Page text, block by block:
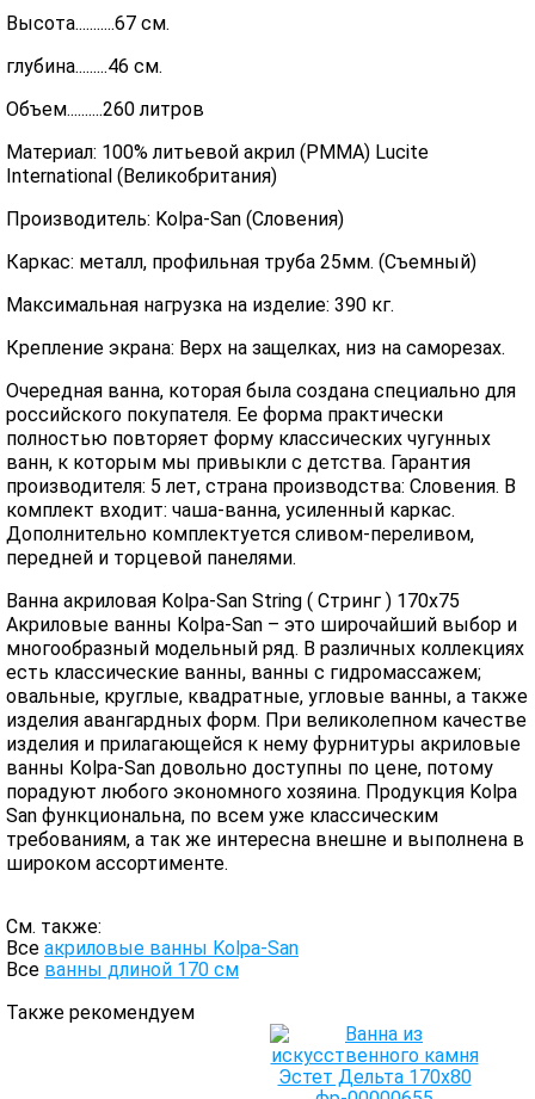
Высота...........67 см.
глубина.........46 см.
Объем..........260 литров
Материал: 100% литьевой акрил (PMMA) Lucite
International (Великобритания)
Производитель: Kolpa-San (Словения)
Каркас: металл, профильная труба 25мм. (Съемный)
Максимальная нагрузка на изделие: 390 кг.
Крепление экрана: Верх на защелках, низ на саморезах.
Очередная ванна, которая была создана специально для
российского покупателя. Ее форма практически
полностью повторяет форму классических чугунных
ванн, к которым мы привыкли с детства. Гарантия
производителя: 5 лет, страна производства: Словения. В
комплект входит: чаша-ванна, усиленный каркас.
Дополнительно комплектуется сливом-переливом,
передней и торцевой панелями.
Ванна акриловая Kolpa-San String ( Стринг ) 170x75
Акриловые ванны Kolpa-San – это широчайший выбор и
многообразный модельный ряд. В различных коллекциях
есть классические ванны, ванны с гидромассажем;
овальные, круглые, квадратные, угловые ванны, а также
изделия авангардных форм. При великолепном качестве
изделия и прилагающейся к нему фурнитуры акриловые
ванны Kolpa-San довольно доступны по цене, потому
порадуют любого экономного хозяина. Продукция Kolpa
San функциональна, по всем уже классическим
требованиям, а так же интересна внешне и выполнена в
широком ассортименте.
См. также:
Все акриловые ванны Kolpa-San
Все ванны длиной 170 см
Также рекомендуем